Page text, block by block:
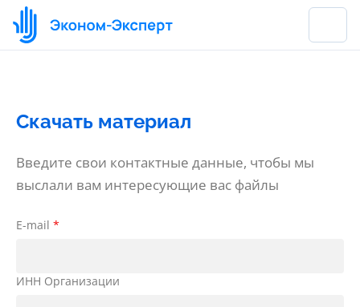
Скачать материал
Введите свои контактные данные, чтобы мы
выслали вам интересующие вас файлы
E-mail *
ИНН Организации